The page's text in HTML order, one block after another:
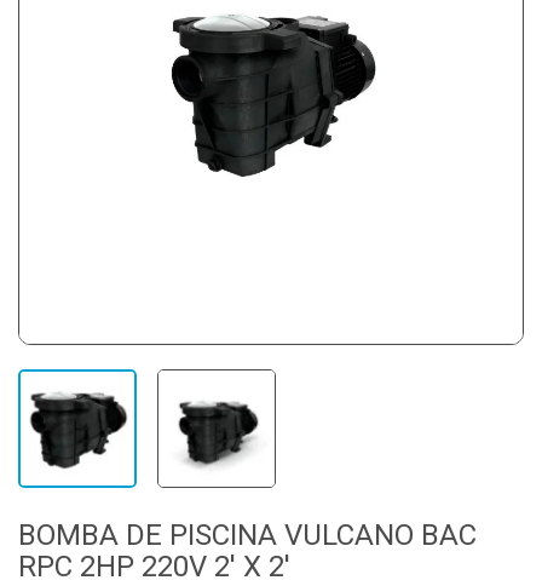
BOMBA DE PISCINA VULCANO BAC
RPC 2HP 220V 2' X 2'